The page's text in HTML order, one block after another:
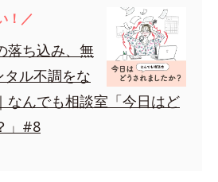
！／
落ち込み、無
ル不調をな
なんでも相談室「今日はど
」#8